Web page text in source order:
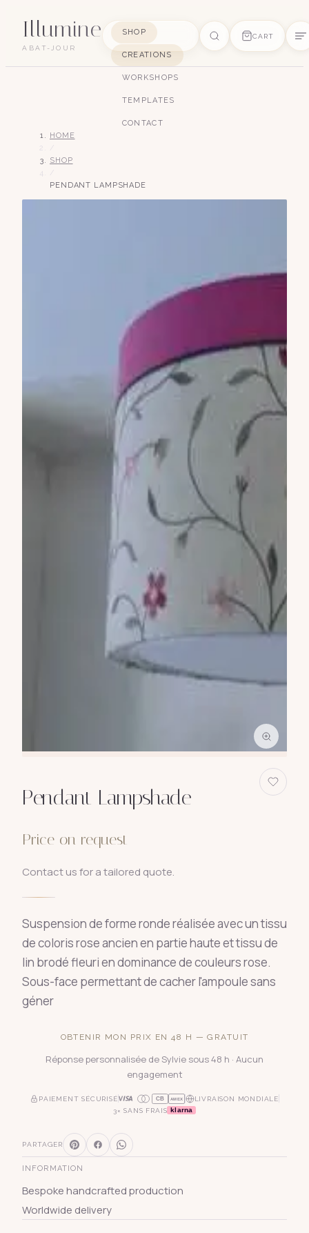
Illumine
ABAT-JOUR
SHOP
CREATIONS
WORKSHOPS
TEMPLATES
CONTACT
CART
HOME
SHOP
PENDANT LAMPSHADE
Pendant Lampshade
Price on request
Contact us for a tailored quote.
Suspension de forme ronde réalisée avec un tissu
de coloris rose ancien en partie haute et tissu de
lin brodé fleuri en dominance de couleurs rose.
Sous-face permettant de cacher l'ampoule sans
géner
OBTENIR MON PRIX EN 48 H — GRATUIT
Réponse personnalisée de Sylvie sous 48 h · Aucun
engagement
PAIEMENT SÉCURISÉ CB AMEX
LIVRAISON MONDIALE
3× SANS FRAIS klarna
PARTAGER
INFORMATION
Bespoke handcrafted production
Worldwide delivery